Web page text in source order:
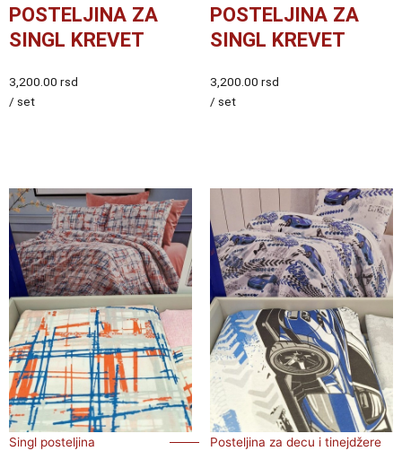
POSTELJINA ZA
SINGL KREVET
3,200.00 rsd
/ set
POSTELJINA ZA
SINGL KREVET
3,200.00 rsd
/ set
Singl posteljina Posteljina za decu i tinejdžere